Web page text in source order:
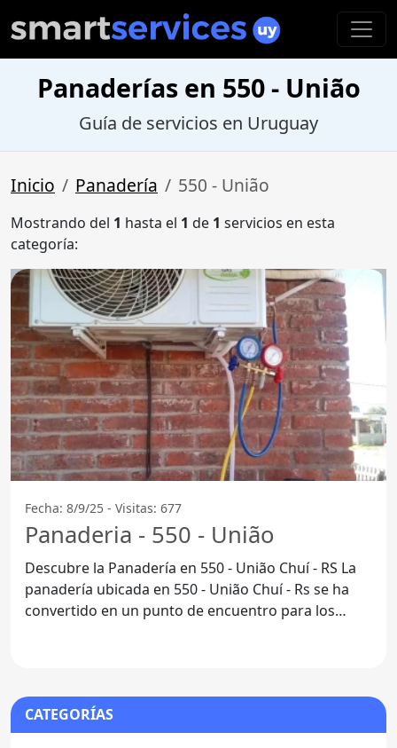
Panaderías en 550 - União
Guía de servicios en Uruguay
Inicio Panadería 550 - União
Mostrando del 1 hasta el 1 de 1 servicios en esta
categoría:
Fecha: 8/9/25 - Visitas: 677
Panaderia - 550 - União
Descubre la Panadería en 550 - União Chuí - RS La
panadería ubicada en 550 - União Chuí - Rs se ha
convertido en un punto de encuentro para los
CATEGORÍAS